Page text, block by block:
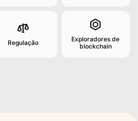
Regulação
Exploradores de
blockchain